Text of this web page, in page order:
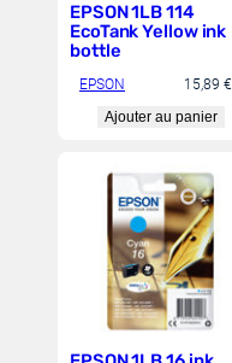
EPSON 1LB 114
EcoTank Yellow ink
bottle
EPSON 15,89 €
Ajouter au panier